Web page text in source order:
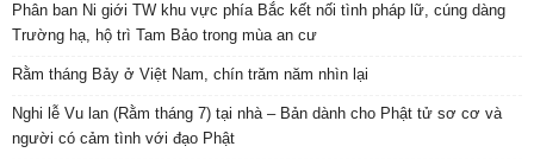
Phân ban Ni giới TW khu vực phía Bắc kết nối tình pháp lữ, cúng dàng
Trường hạ, hộ trì Tam Bảo trong mùa an cư
Rằm tháng Bảy ở Việt Nam, chín trăm năm nhìn lại
Nghi lễ Vu lan (Rằm tháng 7) tại nhà – Bản dành cho Phật tử sơ cơ và
người có cảm tình với đạo Phật